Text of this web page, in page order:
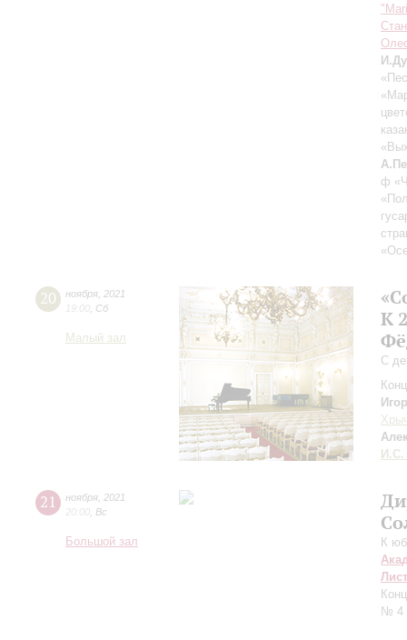
ф
20 ноября 2021
19:00 Сб
Малый зал
К
С
И.С.
21 ноября 2021
20:00 Вс
Большой зал
К
Лист
№ 4